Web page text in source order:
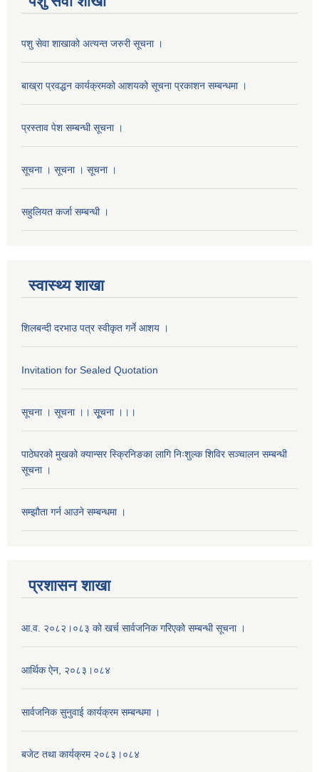
पशु सेवा शाखाको अत्यन्त जरुरी सूचना ।
बाख्रा प्रवद्धन कार्यक्रमको आशयको सूचना प्रकाशन सम्बन्धमा ।
प्रस्ताव पेश सम्बन्धी सूचना ।
सूचना । सूचना । सूचना ।
सहुलियत कर्जा सम्बन्धी ।
स्वास्थ्य शाखा
शिलबन्दी दरभाउ पत्र स्वीकृत गर्ने आशय ।
Invitation for Sealed Quotation
सूचना । सूचना ।। सूूचना ।।।
पाठेघरको मुखको क्यान्सर स्क्रिनिङका लागि निःशुल्क शिविर सञ्चालन सम्बन्धी
सूचना ।
सम्झौता गर्न आउने सम्बन्धमा ।
प्रशासन शाखा
आ.व. २०८२।०८३ को खर्च सार्वजनिक गरिएको सम्बन्धी सूचना ।
आर्थिक ऐन, २०८३।०८४
सार्वजनिक सुनुवाई कार्यक्रम सम्बन्धमा ।
बजेट तथा कार्यक्रम २०८३।०८४